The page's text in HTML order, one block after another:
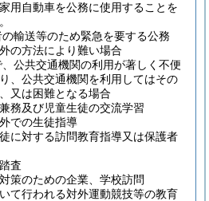
用自動車を公務に使用することを
輸送等のため緊急を要する公務
の方法により難い場合
公共交通機関の利用が著しく不便
、公共交通機関を利用してはその
又は困難となる場合
務及び児童生徒の交流学習
での生徒指導
に対する訪問教育指導又は保護者
査
策のための企業、学校訪問
て行われる対外運動競技等の教育